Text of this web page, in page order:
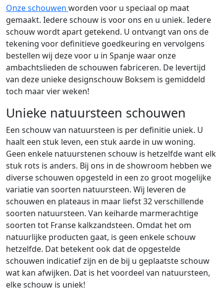
Onze schouwen worden voor u speciaal op maat
gemaakt. Iedere schouw is voor ons en u uniek. Iedere
schouw wordt apart getekend. U ontvangt van ons de
tekening voor definitieve goedkeuring en vervolgens
bestellen wij deze voor u in Spanje waar onze
ambachtslieden de schouwen fabriceren. De levertijd
van deze unieke designschouw Boksem is gemiddeld
toch maar vier weken!
Unieke natuursteen schouwen
Een schouw van natuursteen is per definitie uniek. U
haalt een stuk leven, een stuk aarde in uw woning.
Geen enkele natuurstenen schouw is hetzelfde want elk
stuk rots is anders. Bij ons in de showroom hebben we
diverse schouwen opgesteld in een zo groot mogelijke
variatie van soorten natuursteen. Wij leveren de
schouwen en plateaus in maar liefst 32 verschillende
soorten natuursteen. Van keiharde marmerachtige
soorten tot Franse kalkzandsteen. Omdat het om
natuurlijke producten gaat, is geen enkele schouw
hetzelfde. Dat betekent ook dat de opgestelde
schouwen indicatief zijn en de bij u geplaatste schouw
wat kan afwijken. Dat is het voordeel van natuursteen,
elke schouw is uniek!